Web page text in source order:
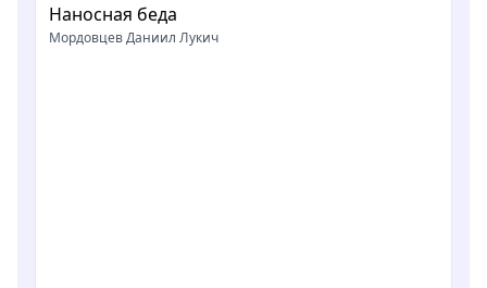
Наносная беда
Мордовцев Даниил Лукич